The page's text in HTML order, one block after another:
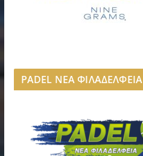
PADEL ΝΕΑ ΦΙΛΑΔΕΛΦΕΙΑ